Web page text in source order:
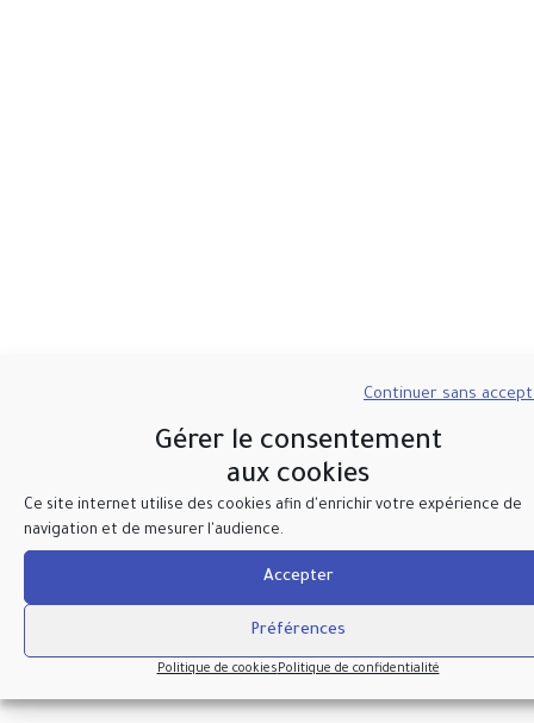
Gérer le consentement
aux cookies
Ce site internet utilise des cookies afin d'enrichir votre expérience de
navigation et de mesurer l'audience.
Accepter
Continuer sans
Préférences
Politique de cookiesPolitique de confidentialité